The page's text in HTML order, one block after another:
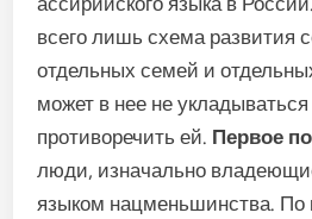
всего лишь схема развития
отдельных семей и
может в нее не
противоречить ей. Первое
люди, изначально
языком нацменьшинства. По